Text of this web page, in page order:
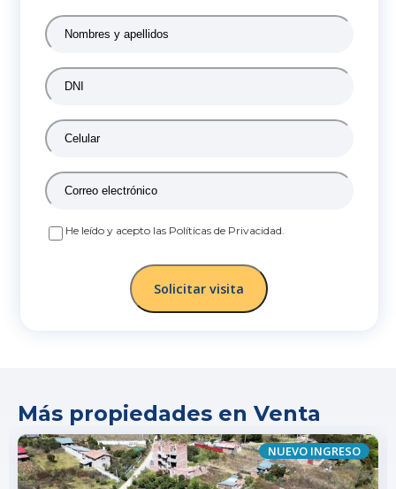
Nombres
y
DNI
Celular
Correo
electrónico*
Políticas
He leído y acepto las Políticas de Privacidad.
Más propiedades en Venta
NUEVO INGRESO